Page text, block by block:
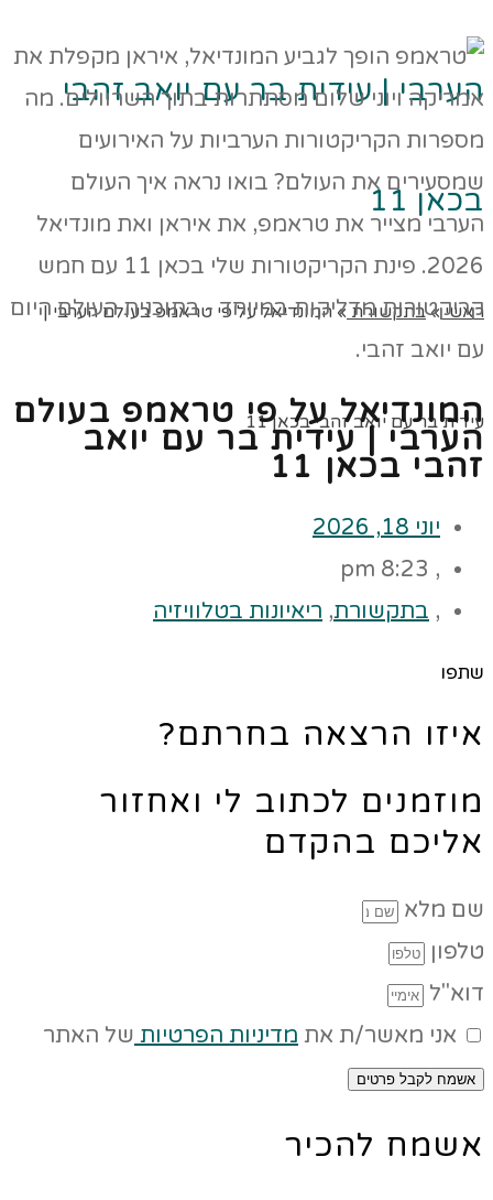
הערבי | עידית בר עם יואב זהבי
בכאן 11
ראשי » בתקשורת » המונדיאל על פי טראמפ בעולם הערבי |
עידית בר עם יואב זהבי בכאן 11
המונדיאל על פי טראמפ בעולם
הערבי | עידית בר עם יואב
זהבי בכאן 11
יוני 18, 2026
,
8:23 pm
, בתקשורת, ריאיונות בטלוויזיה
שתפו
איזו הרצאה בחרתם?
מוזמנים לכתוב לי ואחזור
אליכם בהקדם
שם מלא
טלפון
דוא"ל
אני מאשר/ת את מדיניות הפרטיות של האתר
אשמח לקבל פרטים
אשמח להכיר